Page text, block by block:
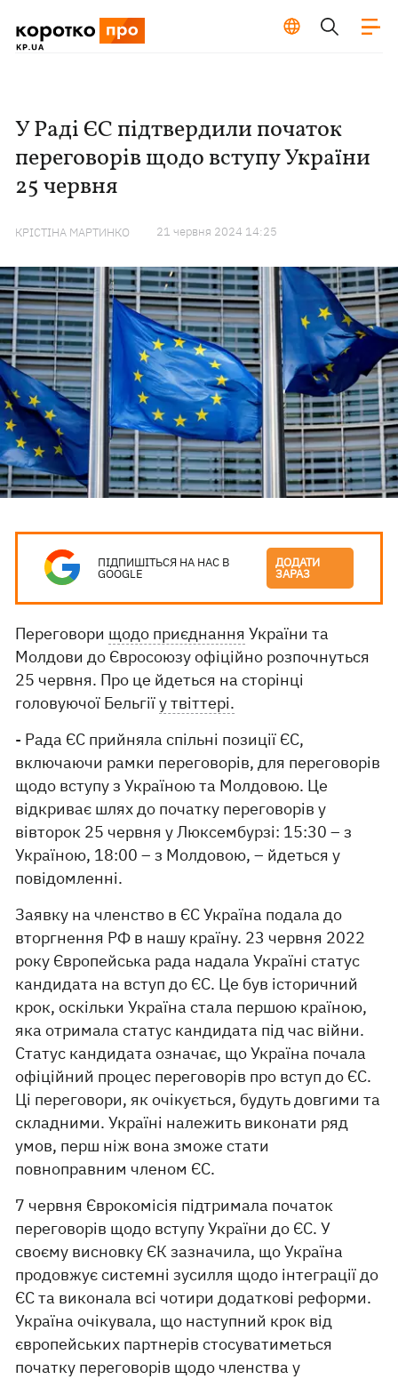
У Раді ЄС підтвердили початок
переговорів щодо вступу України
25 червня
КРІСТІНА МАРТИНКО 21 червня 2024 14:25
ПІДПИШІТЬСЯ НА НАС В
GOOGLE
ДОДАТИ
ЗАРАЗ
Переговори щодо приєднання України та
Молдови до Євросоюзу офіційно розпочнуться
25 червня. Про це йдеться на сторінці
головуючої Бельгіїу твіттері.
- Рада ЄС прийняла спільні позиції ЄС,
включаючи рамки переговорів, для переговорів
щодо вступу з Україною та Молдовою. Це
відкриває шлях до початку переговорів у
вівторок 25 червня у Люксембурзі: 15:30 – з
Україною, 18:00 – з Молдовою, – йдеться у
повідомленні.
Заявку на членство в ЄС Україна подала до
вторгнення РФ в нашу країну. 23 червня 2022
року Європейська рада надала Україні статус
кандидата на вступ до ЄС. Це був історичний
крок, оскільки Україна стала першою країною,
яка отримала статус кандидата під час війни.
Статус кандидата означає, що Україна почала
офіційний процес переговорів про вступ до ЄС.
Ці переговори, як очікується, будуть довгими та
складними. Україні належить виконати ряд
умов, перш ніж вона зможе стати
повноправним членом ЄС.
7 червня Єврокомісія підтримала початок
переговорів щодо вступу України до ЄС. У
своєму висновку ЄК зазначила, що Україна
продовжує системні зусилля щодо інтеграції до
ЄС та виконала всі чотири додаткові реформи.
Україна очікувала, що наступний крок від
європейських партнерів стосуватиметься
початку переговорів щодо членства у